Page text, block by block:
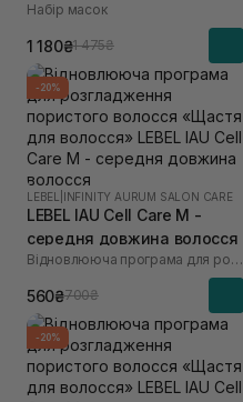
Набір масок
1 180₴1 475₴
-20%
LEBEL INFINITY AURUM SALON CARE
LEBEL IAU Cell Care М -
середня довжина волосся
Відновлююча програма для розгладження пористого волосся «Щастя для волосся»
560₴700₴
-20%